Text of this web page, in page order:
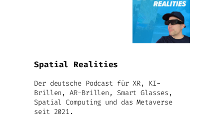
Spatial Realities
Der deutsche Podcast für XR, KI-
Brillen, AR-Brillen, Smart Glasses,
Spatial Computing und das Metaverse
seit 2021.